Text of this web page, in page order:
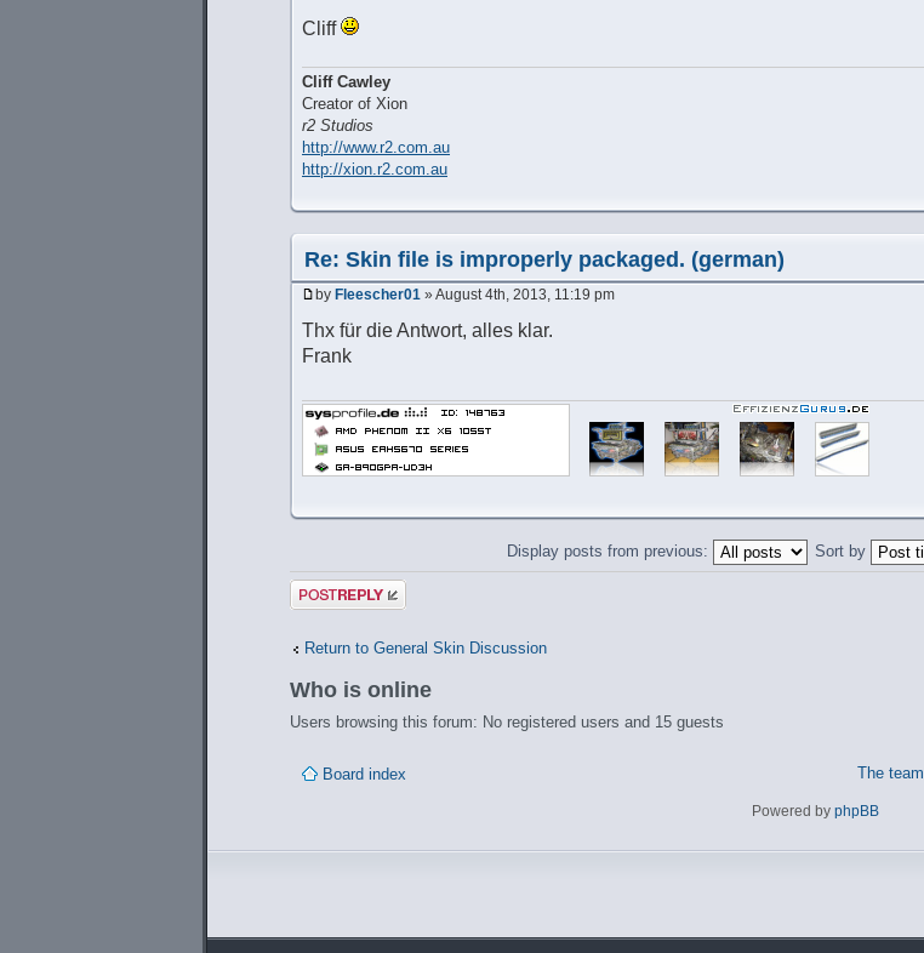
Cliff
Cliff Cawley
Creator of Xion
r2 Studios
http://www.r2.com.au
http://xion.r2.com.au
Re: Skin file is improperly packaged. (german)
by Fleescher01 » August 4th, 2013, 11:19 pm
Thx für die Antwort, alles klar.
Frank
Display posts from previous: Sort by
Post a reply
Return to General Skin Discussion
Who is online
Users browsing this forum: No registered users and 15 guests
Board index The team
Powered by phpBB